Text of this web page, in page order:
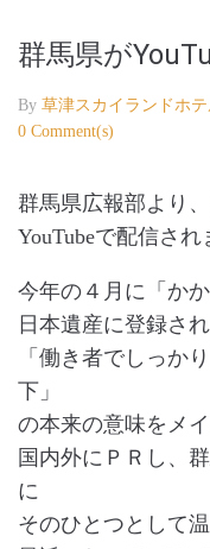
群馬県が
By 草津スカイランドホ
0 Comment(s)
群馬県広報部より
YouTubeで配信され
今年の４月に「か
日本遺産に登録され
「働き者でしっか
下」
の本来の意味をメ
国内外にＰＲし、
に
そのひとつとして